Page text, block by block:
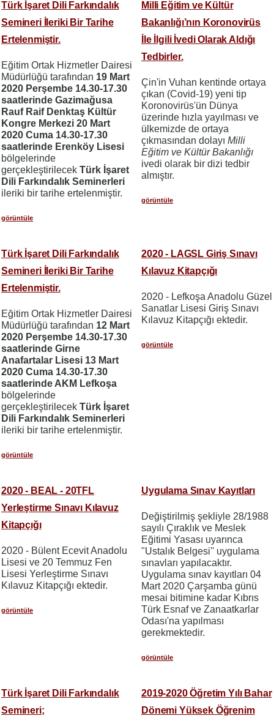
Türk İşaret Dili Farkındalık
Semineri İleriki Bir Tarihe
Ertelenmiştir.
Eğitim Ortak Hizmetler Dairesi
Müdürlüğü tarafından 19 Mart
2020 Perşembe 14.30-17.30
saatlerinde Gazimağusa
Rauf Raif Denktaş Kültür
Kongre Merkezi 20 Mart
2020 Cuma 14.30-17.30
saatlerinde Erenköy Lisesi
bölgelerinde
gerçekleştirilecek Türk İşaret
Dili Farkındalık Seminerleri
ileriki bir tarihe ertelenmiştir.
görüntüle
Milli Eğitim ve Kültür
Bakanlığı’nın Koronovirüs
İle İlgili İvedi Olarak Aldığı
Tedbirler.
Çin'in Vuhan kentinde ortaya
çıkan (Covid-19) yeni tip
Koronovirüs'ün Dünya
üzerinde hızla yayılması ve
ülkemizde de ortaya
çıkmasından dolayı Milli
Eğitim ve Kültür Bakanlığı
ivedi olarak bir dizi tedbir
almıştır.
görüntüle
Türk İşaret Dili Farkındalık
Semineri İleriki Bir Tarihe
Ertelenmiştir.
Eğitim Ortak Hizmetler Dairesi
Müdürlüğü tarafından 12 Mart
2020 Perşembe 14.30-17.30
saatlerinde Girne
Anafartalar Lisesi 13 Mart
2020 Cuma 14.30-17.30
saatlerinde AKM Lefkoşa
bölgelerinde
gerçekleştirilecek Türk İşaret
Dili Farkındalık Seminerleri
ileriki bir tarihe ertelenmiştir.
görüntüle
2020 - LAGSL Giriş Sınavı
Kılavuz Kitapçığı
2020 - Lefkoşa Anadolu Güzel
Sanatlar Lisesi Giriş Sınavı
Kılavuz Kitapçığı ektedir.
görüntüle
2020 - BEAL - 20TFL
Yerleştirme Sınavı Kılavuz
Kitapçığı
2020 - Bülent Ecevit Anadolu
Lisesi ve 20 Temmuz Fen
Lisesi Yerleştirme Sınavı
Kılavuz Kitapçığı ektedir.
görüntüle
Uygulama Sınav Kayıtları
Değiştirilmiş şekliyle 28/1988
sayılı Çıraklık ve Meslek
Eğitimi Yasası uyarınca
"Ustalık Belgesi'' uygulama
sınavları yapılacaktır.
Uygulama sınav kayıtları 04
Mart 2020 Çarşamba günü
mesai bitimine kadar Kıbrıs
Türk Esnaf ve Zanaatkarlar
Odası'na yapılması
gerekmektedir.
görüntüle
Türk İşaret Dili Farkındalık
Semineri;
2019-2020 Öğretim Yılı Bahar
Dönemi Yüksek Öğrenim